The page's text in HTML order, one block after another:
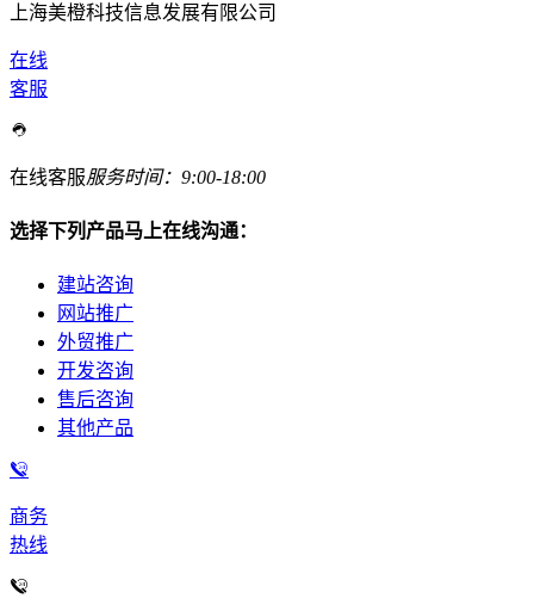
上海美橙科技信息发展有限公司
在线
客服
在线客服服务时间：9:00-18:00
选择下列产品马上在线沟通：
建站咨询
网站推广
外贸推广
开发咨询
售后咨询
其他产品
商务
热线